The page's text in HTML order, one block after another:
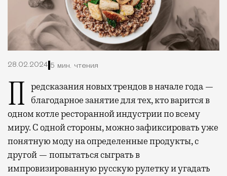
28.02.2024 5 мин. чтения
Предсказания новых трендов в начале года —
благодарное занятие для тех, кто варится в
одном котле ресторанной индустрии по всему
миру. С одной стороны, можно зафиксировать уже
понятную моду на определенные продукты, с
другой — попытаться сыграть в
импровизированную русскую рулетку и угадать